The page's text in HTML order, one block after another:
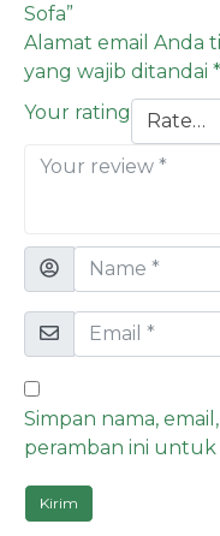
Sofa”
Alamat email Anda
yang wajib ditandai *
Your rating
Simpan nama,
peramban ini